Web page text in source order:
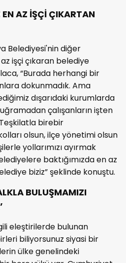
EN AZ İŞÇİ ÇIKARTAN
Belediyesi'nin diğer
işçi çıkaran belediye
“Burada herhangi bir
dokunmadık. Ama
dışarıdaki kurumlarda
çalışanların işten
Teşkilatla birebir
olsun, ilçe yönetimi olsun
yollarımızı ayırmak
baktığımızda en az
biziz” şeklinde konuştu.
BULUŞMAMIZI
eleştirilerde bulunan
biliyorsunuz siyasi bir
ülke genelindeki